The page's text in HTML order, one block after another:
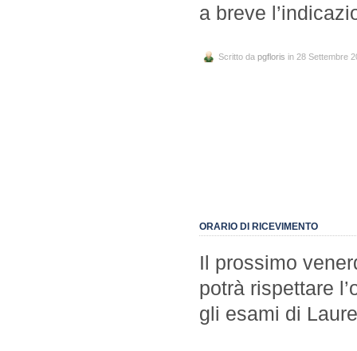
a breve
Scritto da pgfloris in 28 Settembre
ORARIO DI RICEVIMENTO
Il prossimo
potrà rispettare
gli esami di